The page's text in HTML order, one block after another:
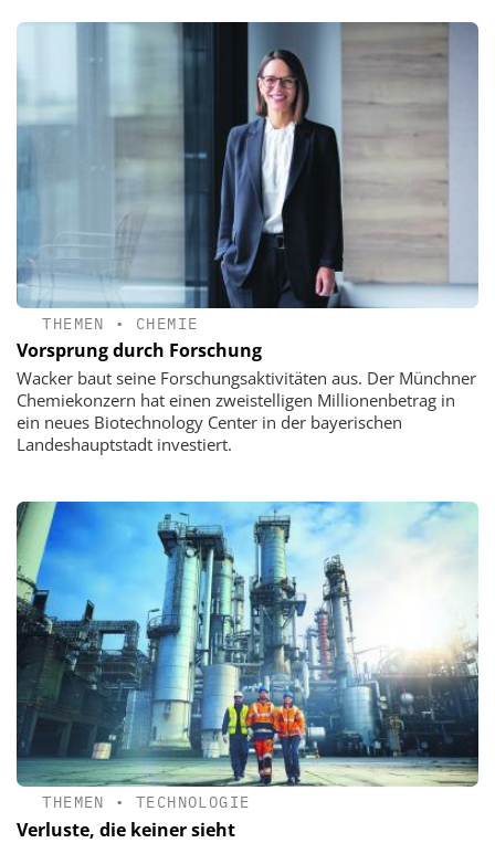
THEMEN • CHEMIE
Vorsprung durch Forschung
Wacker baut seine Forschungsaktivitäten aus. Der Münchner
Chemiekonzern hat einen zweistelligen Millionenbetrag in
ein neues Biotechnology Center in der bayerischen
Landeshauptstadt investiert.
THEMEN •TECHNOLOGIE
Verluste, die keiner sieht